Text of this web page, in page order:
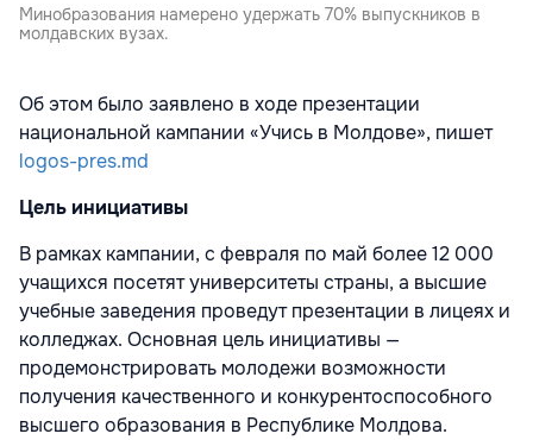
Минобразования намерено удержать 70% выпускников в
молдавских вузах.
Об этом было заявлено в ходе презентации
национальной кампании «Учись в Молдове», пишет
logos-pres.md
Цель инициативы
В рамках кампании, с февраля по май более 12 000
учащихся посетят университеты страны, а высшие
учебные заведения проведут презентации в лицеях и
колледжах. Основная цель инициативы —
продемонстрировать молодежи возможности
получения качественного и конкурентоспособного
высшего образования в Республике Молдова.